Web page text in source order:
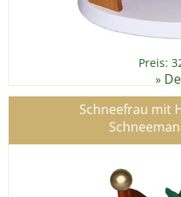
Preis:
»
Schneefrau mit